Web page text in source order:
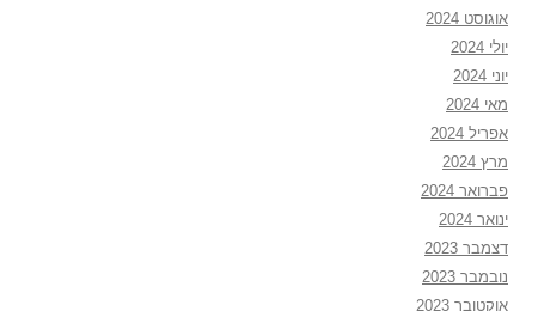
אוגוסט 2024
יולי 2024
יוני 2024
מאי 2024
אפריל 2024
מרץ 2024
פברואר 2024
ינואר 2024
דצמבר 2023
נובמבר 2023
אוקטובר 2023